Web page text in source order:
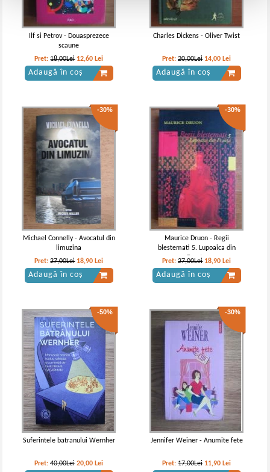
Ilf si Petrov - Douasprezece
scaune
Pret:18,00Lei 12,60 Lei
Adaugă în coș
Charles Dickens - Oliver Twist
Pret:20,00Lei 14,00 Lei
Adaugă în coș
-30%
Michael Connelly - Avocatul din
limuzina
Pret:27,00Lei 18,90 Lei
Adaugă în coș
-30%
Maurice Druon - Regii
blestemati 5. Lupoaica din
Franta
Pret:27,00Lei 18,90 Lei
Adaugă în coș
-50%
Suferintele batranului Wernher
Pret:40,00Lei 20,00 Lei
-30%
Jennifer Weiner - Anumite fete
Pret:17,00Lei 11,90 Lei